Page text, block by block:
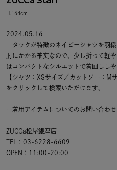
H.164cm
2024.05.16
タックが特徴のネイビーシャツを羽織
肘にかかる袖丈なので、少し折って軽
はコンパクトなシルエットで着回しし
【シャツ：XSサイズ／カットソー：M
をクリックして検索いただけます。
ー着用アイテムについてのお問い合わ
ZUCCa松屋銀座店
TEL：03-6228-6609
OPEN：11:00-20:00